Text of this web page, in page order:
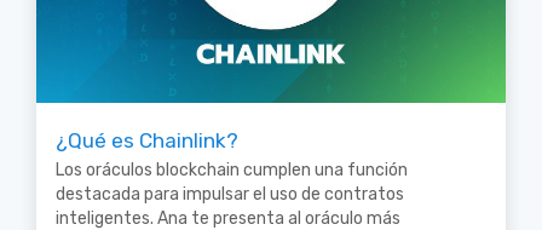
¿Qué es Chainlink?
Los oráculos blockchain cumplen una función
destacada para impulsar el uso de contratos
inteligentes. Ana te presenta al oráculo más